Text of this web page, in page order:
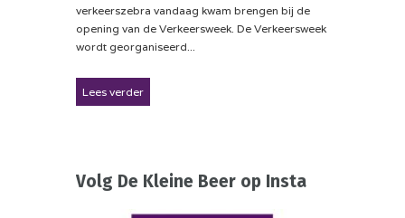
verkeerszebra vandaag kwam brengen bij de
opening van de Verkeersweek. De Verkeersweek
wordt georganiseerd...
Lees verder
Volg De Kleine Beer op Insta